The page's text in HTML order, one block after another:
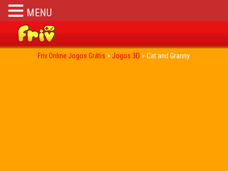
Friv Online Jogos Grátis > Jogos 3D > Cat and Granny
MENU